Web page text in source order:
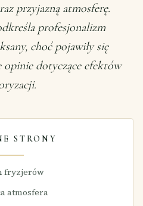
przyjazną atmosferę.
profesjonalizm
choć pojawiły się
opinie dotyczące efektów
STRONY
fryzjerów
atmosfera